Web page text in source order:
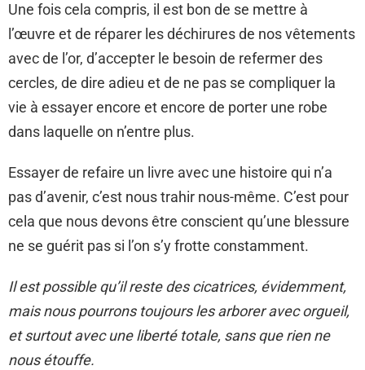
Une fois cela compris, il est bon de se mettre à
l’œuvre et de réparer les déchirures de nos vêtements
avec de l’or, d’accepter le besoin de refermer des
cercles, de dire adieu et de ne pas se compliquer la
vie à essayer encore et encore de porter une robe
dans laquelle on n’entre plus.
Essayer de refaire un livre avec une histoire qui n’a
pas d’avenir, c’est nous trahir nous-même. C’est pour
cela que nous devons être conscient qu’une blessure
ne se guérit pas si l’on s’y frotte constamment.
Il est possible qu’il reste des cicatrices, évidemment,
mais nous pourrons toujours les arborer avec orgueil,
et surtout avec une liberté totale, sans que rien ne
nous étouffe.